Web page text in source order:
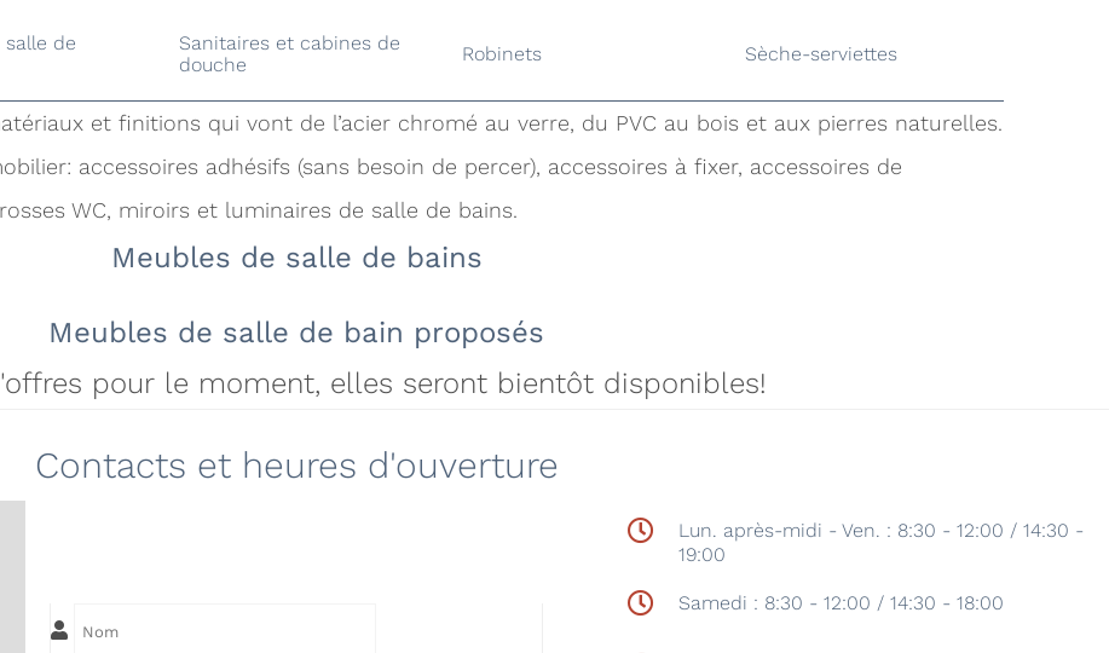
salle de
Sanitaires et cabines de
douche
Robinets Sèche-serviettes
et finitions qui vont de l’acier chromé au verre, du PVC au bois et aux pierres naturelles.
accessoires adhésifs (sans besoin de percer), accessoires à fixer, accessoires de
WC, miroirs et luminaires de salle de bains.
Meubles de salle de bains
Meubles de salle de bain proposés
pour le moment, elles seront bientôt disponibles!
Contacts et heures d'ouverture
Lun. après-midi - Ven. : 8:30 - 12:00 / 14:30 -
19:00
Samedi : 8:30 - 12:00 / 14:30 - 18:00